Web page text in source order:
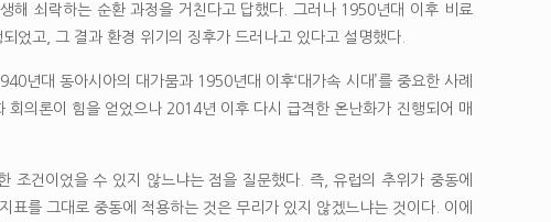
해 쇠락하는 순환 과정을 거친다고 답했다. 그러나 1950년대 이후 비료
었고, 그 결과 환경 위기의 징후가 드러나고 있다고 설명했다.
년대 동아시아의 대가뭄과 1950년대 이후‘대가속 시대’를 중요한 사례
의론이 힘을 얻었으나 2014년 이후 다시 급격한 온난화가 진행되어 매
조건이었을 수 있지 않느냐는 점을 질문했다. 즉, 유럽의 추위가 중동에
를 그대로 중동에 적용하는 것은 무리가 있지 않겠느냐는 것이다. 이에